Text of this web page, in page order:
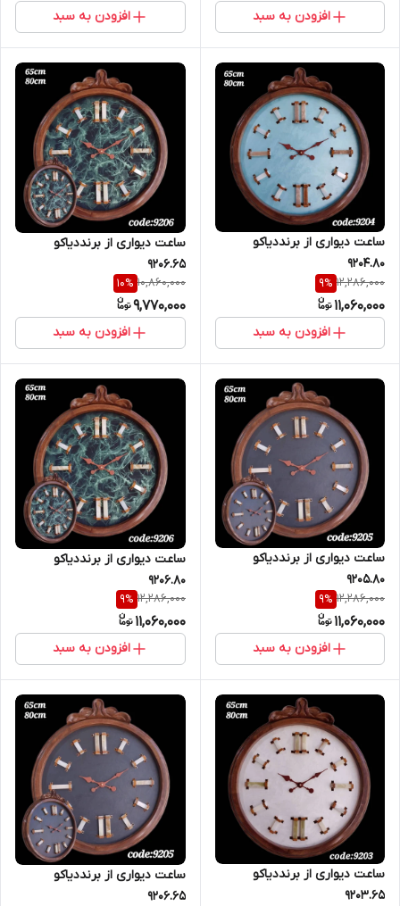
افزودن به سبد افزودن به سبد
ساعت دیواری از برنددیاکو
9204.80
12,286,000
9%
11,060,000
افزودن به سبد
ساعت دیواری از برنددیاکو
9206.65
10,860,000
10%
9,770,000
افزودن به سبد
ساعت دیواری از برنددیاکو
9205.80
12,286,000
9%
11,060,000
افزودن به سبد
ساعت دیواری از برنددیاکو
9206.80
12,286,000
9%
11,060,000
افزودن به سبد
ساعت دیواری از برنددیاکو
9203.65
ساعت دیواری از برنددیاکو
9206.65